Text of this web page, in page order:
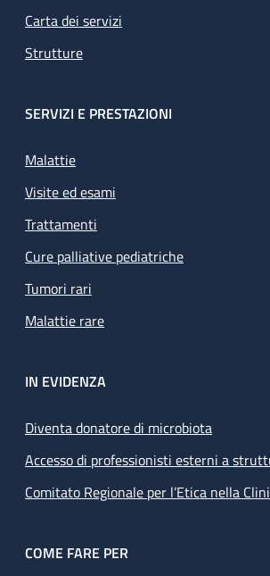
Carta dei servizi
Strutture
SERVIZI E PRESTAZIONI
Malattie
Visite ed esami
Trattamenti
Cure palliative pediatriche
Tumori rari
Malattie rare
IN EVIDENZA
Diventa donatore di microbiota
Accesso di professionisti esterni a
Comitato Regionale per l’Etica nella
COME FARE PER